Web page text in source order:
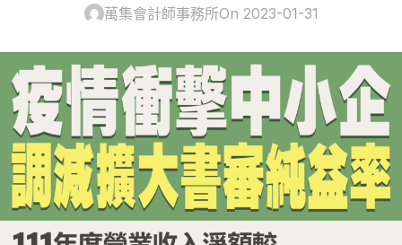
萬集會計師事務所On 2023-01-31